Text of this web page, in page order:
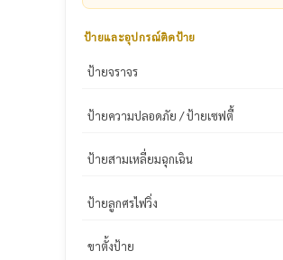
ป้ายและอุปกรณ์ติดป้าย
ป้ายจราจร
ป้ายความปลอดภัย / ป้ายเซฟตี้
ป้ายสามเหลี่ยมฉุกเฉิน
ป้ายลูกศรไฟวิ่ง
ขาตั้งป้าย